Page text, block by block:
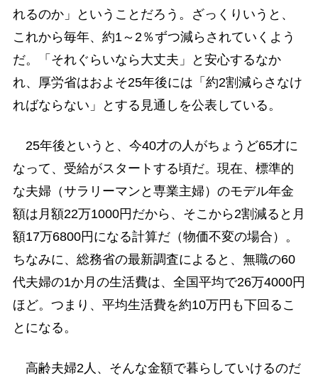
れるのか」ということだろう。ざっくりいうと、
これから毎年、約1～2％ずつ減らされていくよう
だ。「それぐらいなら大丈夫」と安心するなか
れ、厚労省はおよそ25年後には「約2割減らさなけ
ればならない」とする見通しを公表している。
25年後というと、今40才の人がちょうど65才に
なって、受給がスタートする頃だ。現在、標準的
な夫婦（サラリーマンと専業主婦）のモデル年金
額は月額22万1000円だから、そこから2割減ると月
額17万6800円になる計算だ（物価不変の場合）。
ちなみに、総務省の最新調査によると、無職の60
代夫婦の1か月の生活費は、全国平均で26万4000円
ほど。つまり、平均生活費を約10万円も下回るこ
とになる。
高齢夫婦2人、そんな金額で暮らしていけるのだ